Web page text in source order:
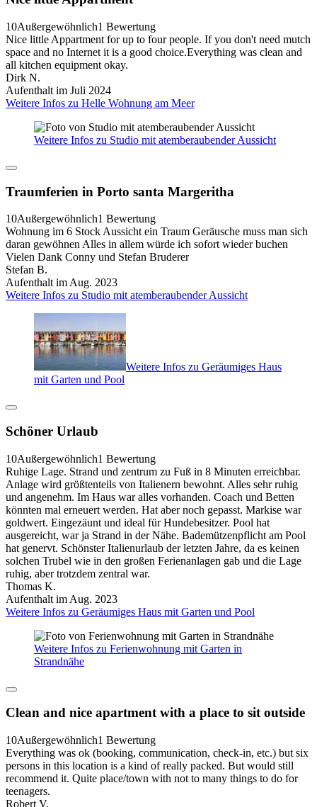
10Außergewöhnlich1 Bewertung
Nice little Appartment for up to four people. If you don't need mutch
space and no Internet it is a good choice.Everything was clean and
all kitchen equipment okay.
Dirk N.
Aufenthalt im Juli 2024
Weitere Infos zu Helle Wohnung am Meer
Weitere Infos zu Studio mit atemberaubender Aussicht
Traumferien in Porto santa Margeritha
10Außergewöhnlich1 Bewertung
Wohnung im 6 Stock Aussicht ein Traum Geräusche muss man sich
daran gewöhnen Alles in allem würde ich sofort wieder buchen
Vielen Dank Conny und Stefan Bruderer
Stefan B.
Aufenthalt im Aug. 2023
Weitere Infos zu Studio mit atemberaubender Aussicht
Weitere Infos zu Geräumiges Haus
mit Garten und Pool
Schöner Urlaub
10Außergewöhnlich1 Bewertung
Ruhige Lage. Strand und zentrum zu Fuß in 8 Minuten erreichbar.
Anlage wird größtenteils von Italienern bewohnt. Alles sehr ruhig
und angenehm. Im Haus war alles vorhanden. Coach und Betten
könnten mal erneuert werden. Hat aber noch gepasst. Markise war
goldwert. Eingezäunt und ideal für Hundebesitzer. Pool hat
ausgereicht, war ja Strand in der Nähe. Bademützenpflicht am Pool
hat genervt. Schönster Italienurlaub der letzten Jahre, da es keinen
solchen Trubel wie in den großen Ferienanlagen gab und die Lage
ruhig, aber trotzdem zentral war.
Thomas K.
Aufenthalt im Aug. 2023
Weitere Infos zu Geräumiges Haus mit Garten und Pool
Weitere Infos zu Ferienwohnung mit Garten in
Strandnähe
Clean and nice apartment with a place to sit outside
10Außergewöhnlich1 Bewertung
Everything was ok (booking, communication, check-in, etc.) but six
persons in this location is a kind of really packed. But would still
recommend it. Quite place/town with not to many things to do for
teenagers.
Robert V.